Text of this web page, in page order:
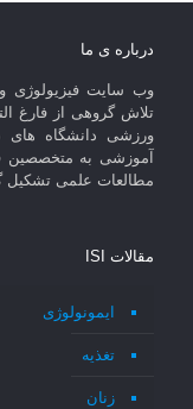
درباره ی ما
تلاش گروهی از فارغ
ورزشی دانشگاه های
آموزشی به متخصصین
مطالعات علمی تشکیل
مقالات ISI
ایمونولوژی
تغذیه
زنان